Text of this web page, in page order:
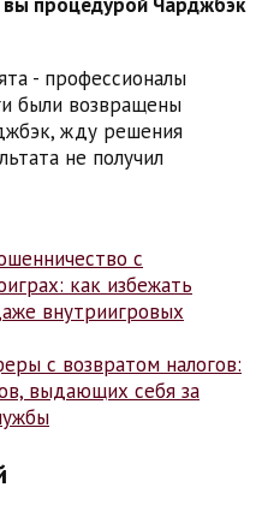
- профессионалы
были возвращены
жду решения
не получил
с
как избежать
внутриигровых
с возвратом налогов:
выдающих себя за